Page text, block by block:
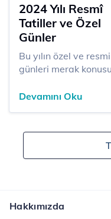
2024 Yılı Resmî
Tatiller ve Özel
Günler
Bu yılın özel ve resmi
günleri merak
yanı sıra bu yılda
gerekiyor. Hem özel
paylaşacağınız hem
zamanlar kültürel
Devamını Oku
Hakkımızda